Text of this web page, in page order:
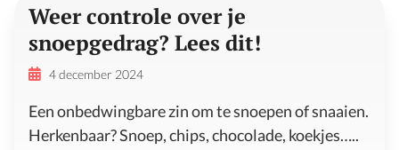
Weer controle over je
snoepgedrag? Lees dit!
4 december 2024
Een onbedwingbare zin om te snoepen of snaaien.
Herkenbaar? Snoep, chips, chocolade, koekjes…..